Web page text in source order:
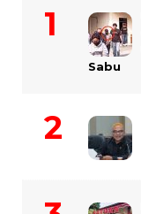
Sabu